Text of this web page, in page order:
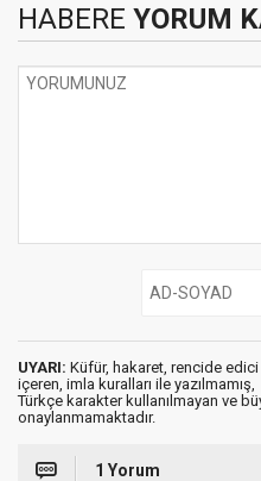
HABERE YORUM
UYARI: Küfür, hakaret, rencide edici
içeren, imla kuralları ile yazılmamış,
Türkçe karakter kullanılmayan ve
onaylanmamaktadır.
1 Yorum